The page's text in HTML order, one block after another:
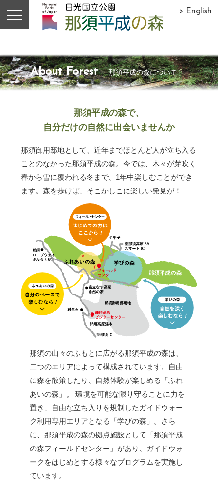
> English
About Forest 那須平成の森について
那須平成の森で、
自分だけの自然に出会いませんか
那須御用邸地として、近年までほとんど人が立ち入る
ことのなかった那須平成の森。今では、木々が芽吹く
春から雪に覆われる冬まで、1年中楽しむことができ
ます。森を歩けば、そこかしこに楽しい発見が！
那須の山々のふもとに広がる那須平成の森は、
二つのエリアによって構成されています。自由
に森を散策したり、自然体験が楽しめる「ふれ
あいの森」。 環境を可能な限り守ることに力を
置き、自由な立ち入りを規制したガイドウォー
ク利用専用エリアとなる「学びの森」。さら
に、那須平成の森の拠点施設として「那須平成
の森フィールドセンター」があり、ガイドウォ
ークをはじめとする様々なプログラムを実施し
ています。